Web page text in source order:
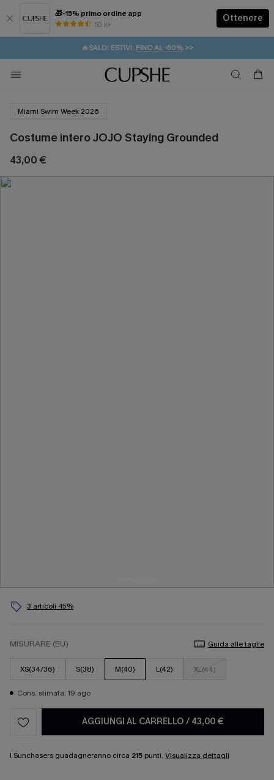
🎁-15% primo ordine app
50 k+
Ottenere
⚡️-15% SUGLI ESSENZIALI DA VACANZA | ACQUISTA
🔥SALDI ESTIVI: FINO AL -50%>>
🚚SPEDIZIONE GRATUITA DA 49€
💌REGALO PER I NUOVI: 20% DI SCONTO*
Miami Swim Week 2026
Costume intero JOJO Staying Grounded
43,00 €
3 articoli -15%
MISURARE (EU) Guida alle taglie
XS(34/36) S(38) M(40) L(42) XL(44)
Cons. stimata: 19 ago
AGGIUNGI AL CARRELLO / 43,00 €
I Sunchasers guadagneranno circa 215 punti. Visualizza dettagli